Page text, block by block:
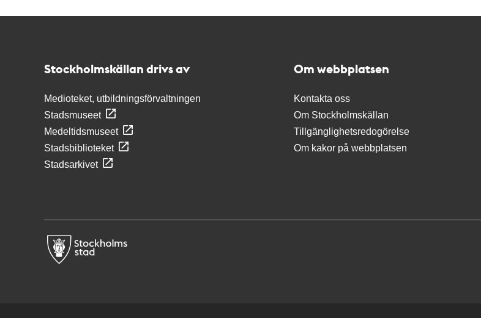
Stockholmskällan drivs av
Medioteket, utbildningsförvaltningen
Stadsmuseet
Medeltidsmuseet
Stadsbiblioteket
Stadsarkivet
Om webbplatsen
Kontakta oss
Om Stockholmskällan
Tillgänglighetsredogörelse
Om kakor på webbplatsen